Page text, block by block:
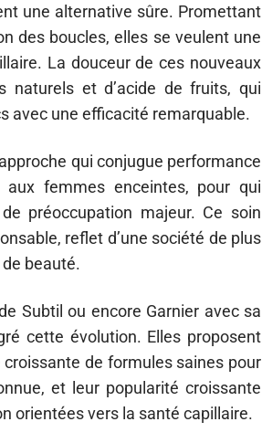
une alternative sûre. Promettant
des boucles, elles se veulent une
La douceur de ces nouveaux
naturels et d’acide de fruits, qui
avec une efficacité remarquable.
qui conjugue performance
femmes enceintes, pour qui
préoccupation majeur. Ce soin
reflet d’une société de plus
beauté.
Subtil ou encore Garnier avec sa
cette évolution. Elles proposent
de formules saines pour
et leur popularité croissante
orientées vers la santé capillaire.